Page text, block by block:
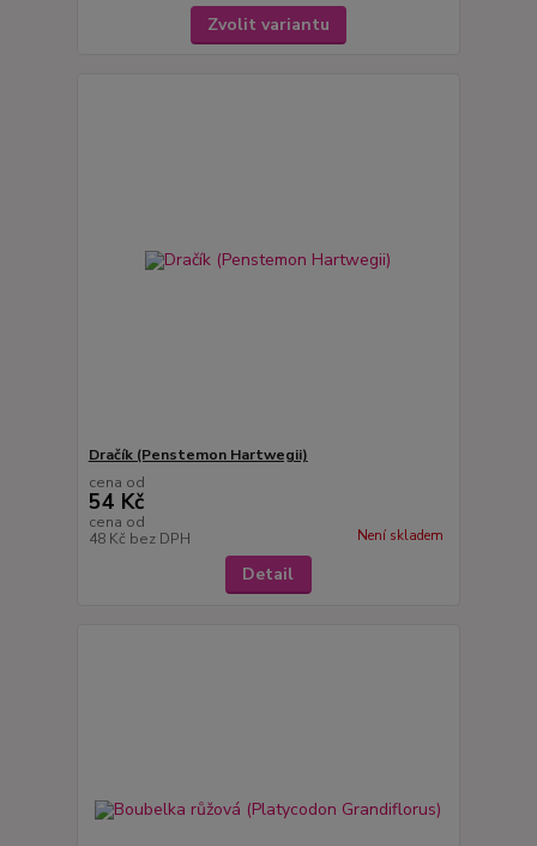
Zvolit variantu
Dračík (Penstemon Hartwegii)
cena od
54 Kč
cena od
48 Kč bez DPH Není skladem
Detail